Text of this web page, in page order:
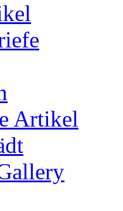
Artikel